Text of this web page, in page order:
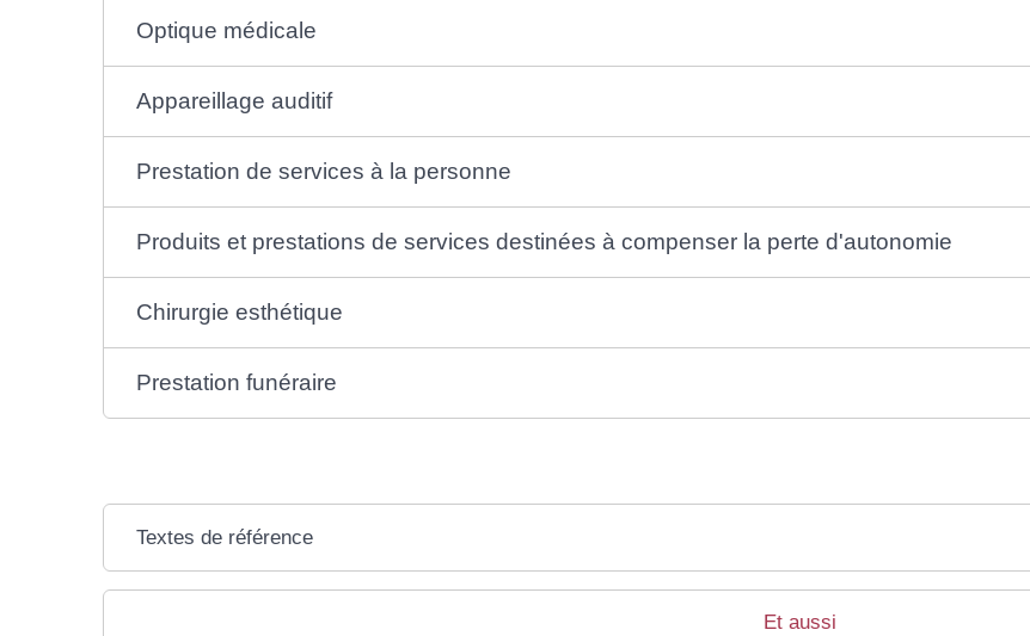
Optique médicale
Appareillage auditif
Prestation de services à la personne
Produits et prestations de services destinées à compenser la perte d'autonomie
Chirurgie esthétique
Prestation funéraire
Textes de référence
Et aussi